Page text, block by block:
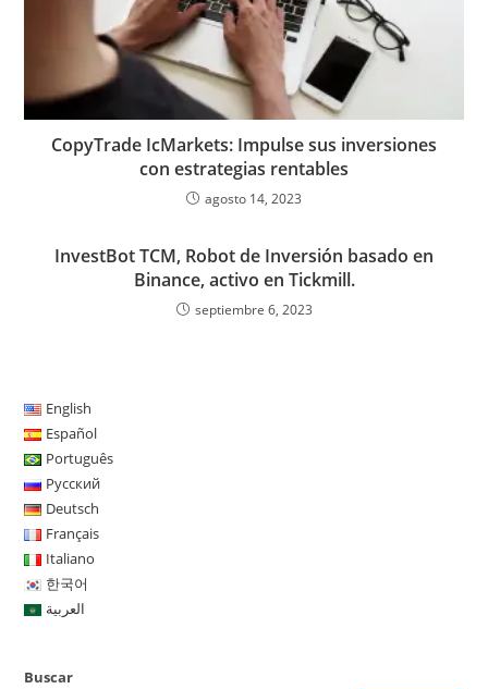
CopyTrade IcMarkets: Impulse sus inversiones
con estrategias rentables
agosto 14, 2023
InvestBot TCM, Robot de Inversión basado en
Binance, activo en Tickmill.
septiembre 6, 2023
English
Español
Português
Русский
Deutsch
Français
Italiano
한국어
العربية
Buscar